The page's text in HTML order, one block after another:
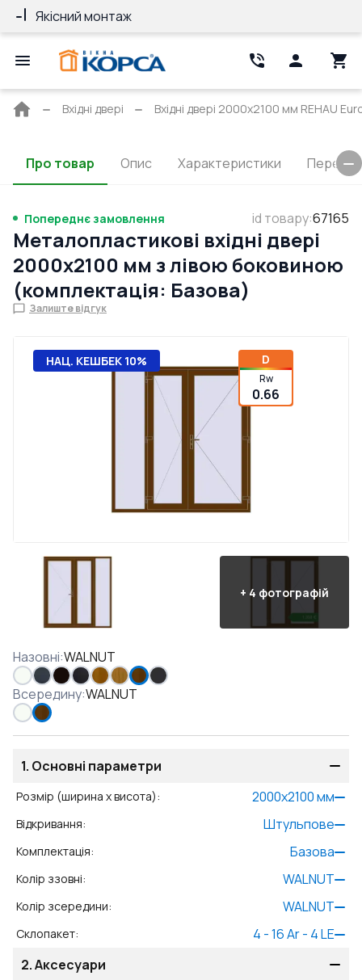
Якісний монтаж
Головна
Вхідні двері Вхідні двері 2000x2100 мм REHAU
Про товар Опис Характеристики
Попереднє замовлення id товару:67165
Металопластикові вхідні двері
2000x2100 мм з лівою боковиною
(комплектація: Базова)
Залиште відгук
НАЦ. КЕШБЕК 10% D
Rw
0.66
+ 4 фотографій
Назовні:WALNUT
Всередину:WALNUT
1. Основні параметри
Розмір (ширина x висота): 2000x2100мм
Відкривання: Штульпове
Комплектація: Базова
Колір ззовні: WALNUT
Колір зсередини: WALNUT
Склопакет:
4 - 16 Ar - 4 LE
2.Аксесуари